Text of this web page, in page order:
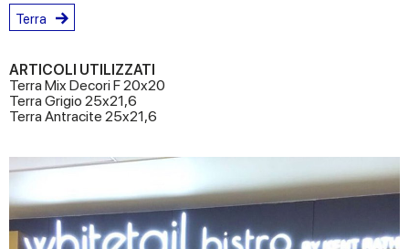
Terra
ARTICOLI UTILIZZATI
Terra Mix Decori F 20x20
Terra Grigio 25x21,6
Terra Antracite 25x21,6